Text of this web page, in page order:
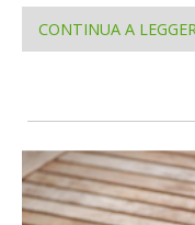
CONTINUA A